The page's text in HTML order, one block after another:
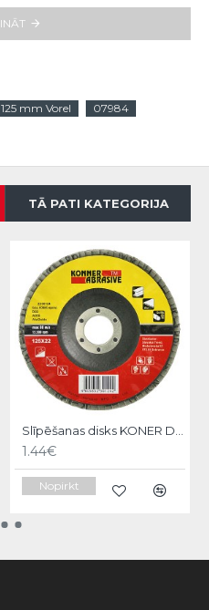
125 mm Vorel
07984
TĀ PATI KATEGORIJA
Slīpēšanas disks KONER D22 125X22,A100, Strend Pro
1.44€
Nopirkt